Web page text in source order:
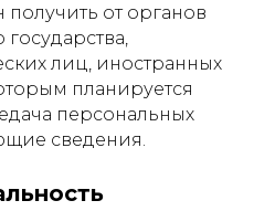
от органов
лиц, иностранных
планируется
персональных
сведения.